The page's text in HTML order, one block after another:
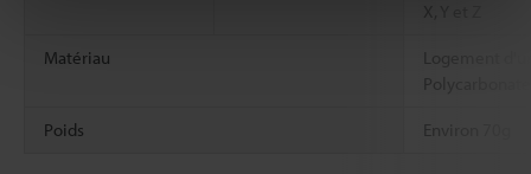
Matériau
Polycarbonate
Poids Environ 70g